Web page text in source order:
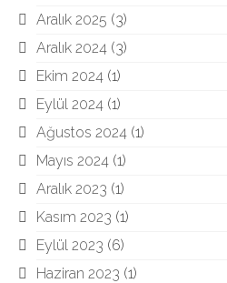
Aralık 2025 (3)
Aralık 2024 (3)
Ekim 2024 (1)
Eylül 2024 (1)
Ağustos 2024 (1)
Mayıs 2024 (1)
Aralık 2023 (1)
Kasım 2023 (1)
Eylül 2023 (6)
Haziran 2023 (1)